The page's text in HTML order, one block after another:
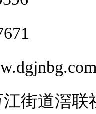
街道滘联